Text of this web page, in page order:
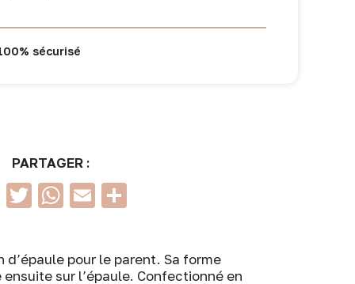
sécurisé
PARTAGER :
Facebook
Twitter
WhatsApp
Email
d’épaule pour le parent. Sa forme
sur l’épaule. Confectionné en